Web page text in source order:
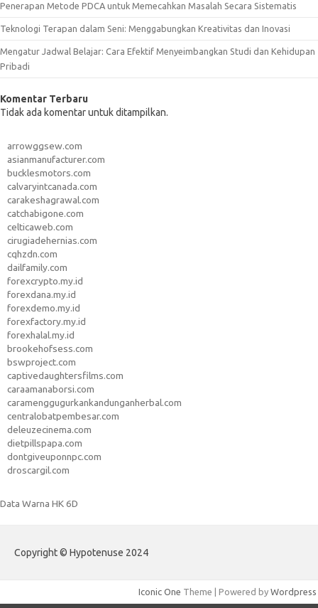
Penerapan Metode PDCA untuk Memecahkan Masalah Secara Sistematis
Teknologi Terapan dalam Seni: Menggabungkan Kreativitas dan Inovasi
Mengatur Jadwal Belajar: Cara Efektif Menyeimbangkan Studi dan Kehidupan
Pribadi
Komentar Terbaru
Tidak ada komentar untuk ditampilkan.
arrowggsew.com
asianmanufacturer.com
bucklesmotors.com
calvaryintcanada.com
carakeshagrawal.com
catchabigone.com
celticaweb.com
cirugiadehernias.com
cqhzdn.com
dailfamily.com
forexcrypto.my.id
forexdana.my.id
forexdemo.my.id
forexfactory.my.id
forexhalal.my.id
brookehofsess.com
bswproject.com
captivedaughtersfilms.com
caraamanaborsi.com
caramenggugurkankandunganherbal.com
centralobatpembesar.com
deleuzecinema.com
dietpillspapa.com
dontgiveuponnpc.com
droscargil.com
Data Warna HK 6D
Copyright © Hypotenuse 2024
Iconic One Theme | Powered by Wordpress